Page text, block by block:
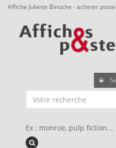
Affiche Juliette Binoche - acheter
Ex : monroe, pulp fiction...